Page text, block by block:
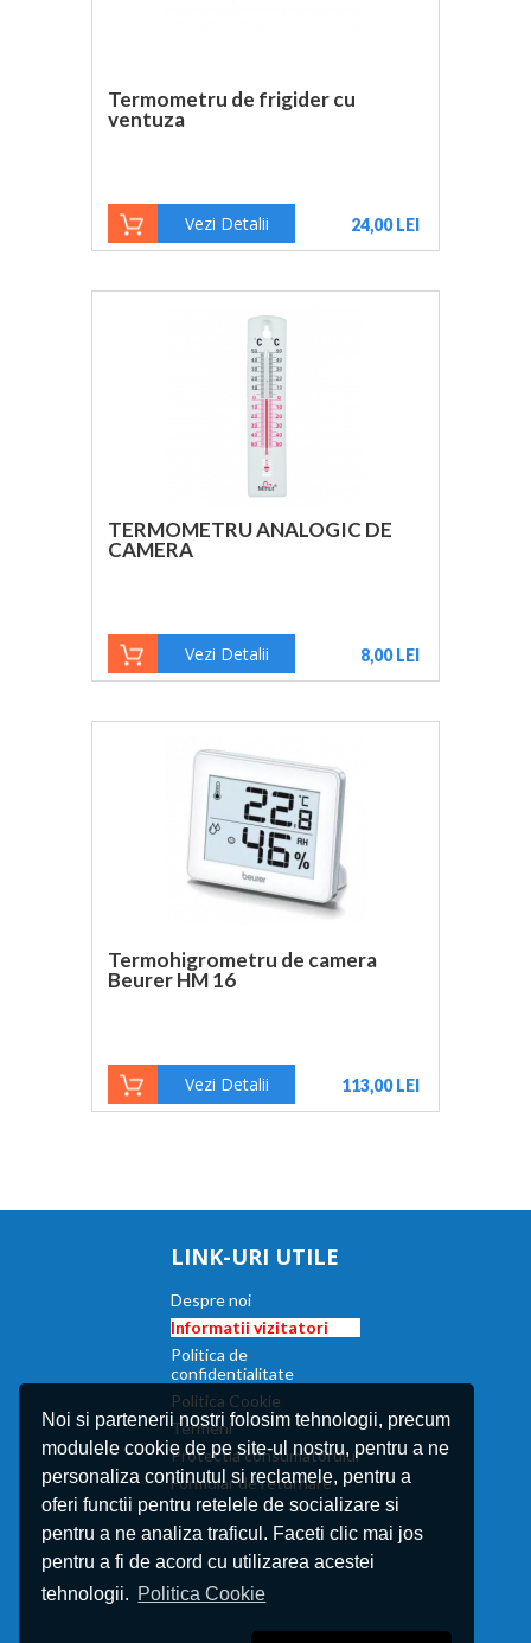
Noi si partenerii nostri folosim tehnologii, precum
modulele cookie de pe site-ul nostru, pentru a ne
personaliza continutul si reclamele, pentru a
oferi functii pentru retelele de socializare si
pentru a ne analiza traficul. Faceti clic mai jos
pentru a fi de acord cu utilizarea acestei
tehnologii. Politica Cookie
Termometru de frigider cu
ventuza
Vezi Detalii 24,00 LEI
TERMOMETRU ANALOGIC DE
CAMERA
Vezi Detalii 8,00 LEI
Termohigrometru de camera
Beurer HM 16
Vezi Detalii 113,00 LEI
LINK-URI UTILE
Despre noi
Informatii vizitatori
Politica de
confidentialitate
Politica Cookie
Termeni
Protectia consumatorului
Formular de returnare